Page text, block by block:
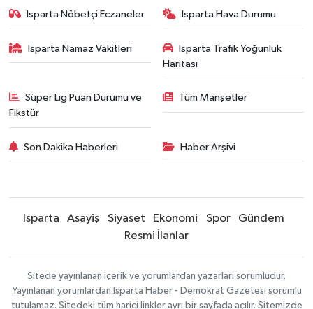
Isparta Nöbetçi Eczaneler Isparta Hava Durumu
Isparta Namaz Vakitleri
Isparta Trafik Yoğunluk
Haritası
Süper Lig Puan Durumu ve
Fikstür
Tüm Manşetler
Son Dakika Haberleri Haber Arşivi
Isparta Asayiş Siyaset Ekonomi Spor
Gündem
Resmi İlanlar
Sitede yayınlanan içerik ve yorumlardan yazarları sorumludur.
Yayınlanan yorumlardan Isparta Haber - Demokrat Gazetesi sorumlu
tutulamaz. Sitedeki tüm harici linkler ayrı bir sayfada açılır. Sitemizde